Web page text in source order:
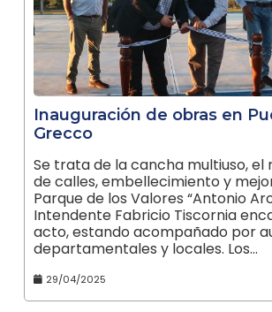
Inauguración de obras en
Grecco
Se trata de la cancha multiuso,
de calles, embellecimiento y
Parque de los Valores “Antonio
Intendente Fabricio Tiscornia
acto, estando acompañado por
departamentales y locales. Los…
29/04/2025